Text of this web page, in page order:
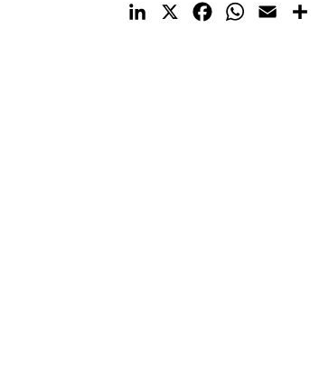
LinkedIn
X FacebookWhatsApp
Email